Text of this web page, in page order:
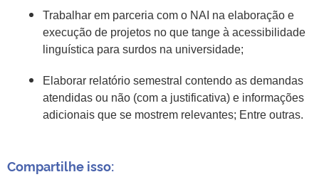
Trabalhar em parceria com o NAI na elaboração e
execução de projetos no que tange à acessibilidade
linguística para surdos na universidade;
Elaborar relatório semestral contendo as demandas
atendidas ou não (com a justificativa) e informações
adicionais que se mostrem relevantes; Entre outras.
Compartilhe isso: